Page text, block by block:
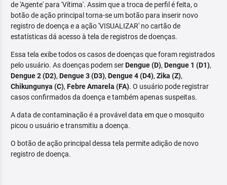
de 'Agente' para 'Vítima'. Assim que a troca de perfil é feita, o
botão de ação principal torna-se um botão para inserir novo
registro de doença e a ação 'VISUALIZAR' no cartão de
estatísticas dá acesso à tela de registros de doenças.
Essa tela exibe todos os casos de doenças que foram registrados
pelo usuário. As doenças podem serDengue (D), Dengue 1 (D1),
Dengue 2 (D2), Dengue 3 (D3), Dengue 4 (D4), Zika (Z),
Chikungunya (C), Febre Amarela (FA). O usuário pode registrar
casos confirmados da doença e também apenas suspeitas.
A data de contaminação é a provável data em que o mosquito
picou o usuário e transmitiu a doença.
O botão de ação principal dessa tela permite adição de novo
registro de doença.